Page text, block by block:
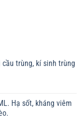
cầu trùng, kí sinh trùng
Hạ sốt, kháng viêm